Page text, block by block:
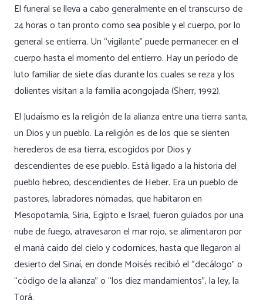
El funeral se lleva a cabo generalmente en el transcurso de
24 horas o tan pronto como sea posible y el cuerpo, por lo
general se entierra. Un “vigilante” puede permanecer en el
cuerpo hasta el momento del entierro. Hay un período de
luto familiar de siete días durante los cuales se reza y los
dolientes visitan a la familia acongojada (Sherr, 1992).
El Judaísmo es la religión de la alianza entre una tierra santa,
un Dios y un pueblo. La religión es de los que se sienten
herederos de esa tierra, escogidos por Dios y
descendientes de ese pueblo. Está ligado a la historia del
pueblo hebreo, descendientes de Heber. Era un pueblo de
pastores, labradores nómadas, que habitaron en
Mesopotamia, Siria, Egipto e Israel, fueron guiados por una
nube de fuego, atravesaron el mar rojo, se alimentaron por
el maná caído del cielo y codornices, hasta que llegaron al
desierto del Sinaí, en donde Moisés recibió el “decálogo” o
“código de la alianza” o “los diez mandamientos”, la ley, la
Torá.